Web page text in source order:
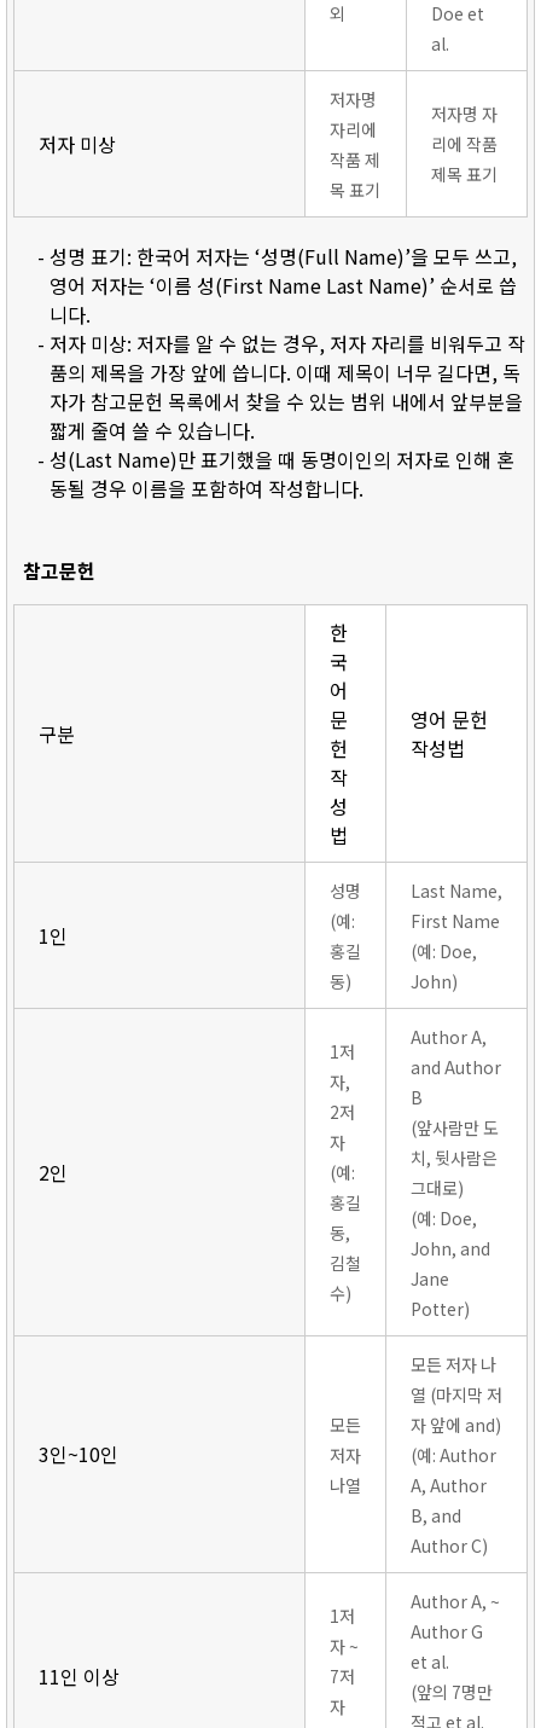
외
Doe et
al.
저자 미상
저자명
자리에
작품 제
목 표기
저자명 자
리에 작품
제목 표기
- 성명 표기: 한국어 저자는 ‘성명(Full Name)’을 모두 쓰고,
영어 저자는 ‘이름 성(First Name Last Name)’ 순서로 씁
니다.
- 저자 미상: 저자를 알 수 없는 경우, 저자 자리를 비워두고 작
품의 제목을 가장 앞에 씁니다. 이때 제목이 너무 길다면, 독
자가 참고문헌 목록에서 찾을 수 있는 범위 내에서 앞부분을
짧게 줄여 쓸 수 있습니다.
- 성(Last Name)만 표기했을 때 동명이인의 저자로 인해 혼
동될 경우 이름을 포함하여 작성합니다.
참고문헌
구분
한
국
어
문
헌
작
성
법
영어 문헌
작성법
1인
성명
(예:
홍길
동)
Last Name,
First Name
(예: Doe,
John)
2인
1저
자,
2저
자
(예:
홍길
동,
김철
수)
Author A,
and Author
B
(앞사람만 도
치, 뒷사람은
그대로)
(예: Doe,
John, and
Jane
Potter)
3인~10인
모든
저자
나열
모든 저자 나
열 (마지막 저
자 앞에 and)
(예: Author
A, Author
B, and
Author C)
11인 이상
1저
자 ~
7저
자
Author A, ~
Author G
et al.
(앞의 7명만
적고 et al.